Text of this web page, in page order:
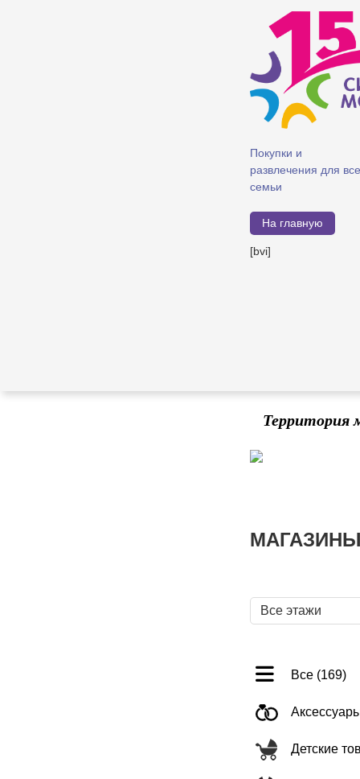
Покупки и
развлечения для
семьи
На главную
[bvi]
Территория
Все этажи
Все (169)
Детские